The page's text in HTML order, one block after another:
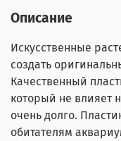
Описание
Искусственные
создать
Качественный
который не влияет
очень долго.
обитателям